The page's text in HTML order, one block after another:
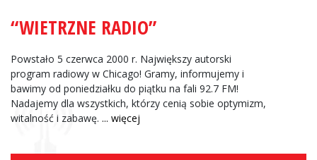
“WIETRZNE RADIO”
Powstało 5 czerwca 2000 r. Największy autorski
program radiowy w Chicago! Gramy, informujemy i
bawimy od poniedziałku do piątku na fali 92.7 FM!
Nadajemy dla wszystkich, którzy cenią sobie optymizm,
witalność i zabawę. ... więcej